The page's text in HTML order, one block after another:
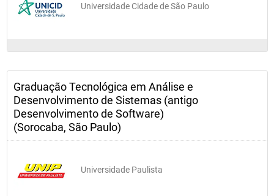
Universidade Cidade de São Paulo
Graduação Tecnológica em Análise e
Desenvolvimento de Sistemas (antigo
Desenvolvimento de Software)
(Sorocaba, São Paulo)
Universidade Paulista